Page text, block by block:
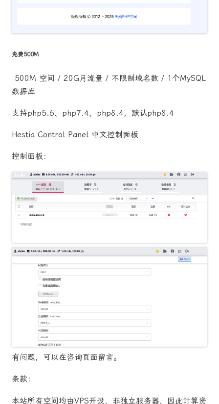
免费500M
500M 空间 / 20G月流量 / 不限制域名数 / 1个MySQL
数据库
支持php5.6、php7.4、php8.4，默认php8.4
Hestia Control Panel 中文控制面板
控制面板：
有问题，可以在咨询页面留言。
条款：
本站所有空间均由VPS开设，非独立服务器，因此计算资